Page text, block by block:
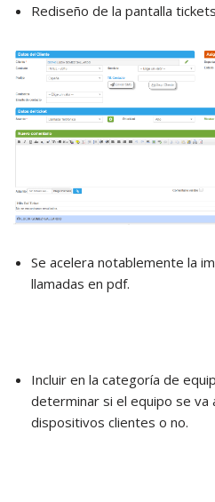
Rediseño de la pantalla
Se acelera notablemente la
llamadas en pdf.
Incluir en la categoría de
determinar si el equipo se va
dispositivos clientes o no.